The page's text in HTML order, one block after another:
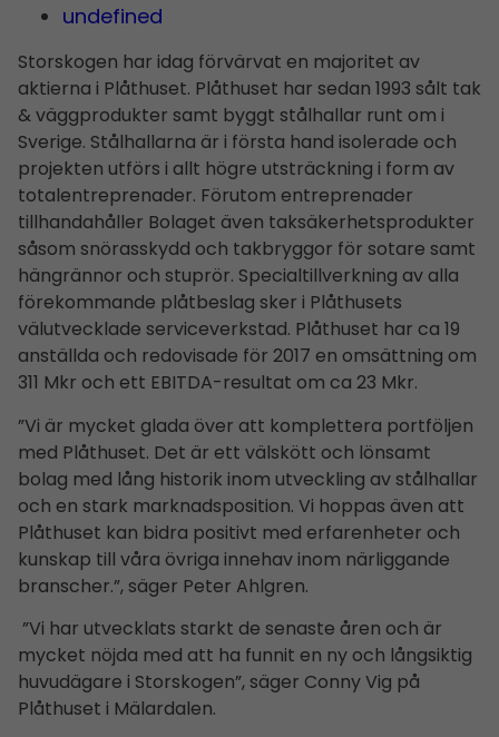
undefined
Storskogen har idag förvärvat en majoritet av
aktierna i Plåthuset. Plåthuset har sedan 1993 sålt tak
& väggprodukter samt byggt stålhallar runt om i
Sverige. Stålhallarna är i första hand isolerade och
projekten utförs i allt högre utsträckning i form av
totalentreprenader. Förutom entreprenader
tillhandahåller Bolaget även taksäkerhetsprodukter
såsom snörasskydd och takbryggor för sotare samt
hängrännor och stuprör. Specialtillverkning av alla
förekommande plåtbeslag sker i Plåthusets
välutvecklade serviceverkstad. Plåthuset har ca 19
anställda och redo­visade för 2017 en omsättning om
311 Mkr och ett EBITDA-resultat om ca 23 Mkr.
”Vi är mycket glada över att komplettera portföljen
med Plåthuset. Det är ett välskött och lönsamt
bolag med lång historik inom utveckling av stålhallar
och en stark marknadsposition. Vi hoppas även att
Plåthuset kan bidra positivt med erfarenheter och
kunskap till våra övriga innehav inom närliggande
branscher.”, säger Peter Ahlgren.
”Vi har utvecklats starkt de senaste åren och är
mycket nöjda med att ha funnit en ny och långsiktig
huvudägare i Storskogen”, säger Conny Vig på
Plåthuset i Mälardalen.